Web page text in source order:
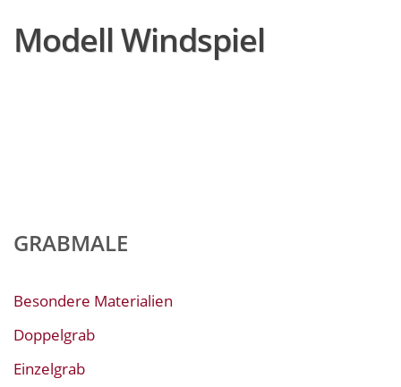
Modell Windspiel
GRABMALE
Besondere Materialien
Doppelgrab
Einzelgrab